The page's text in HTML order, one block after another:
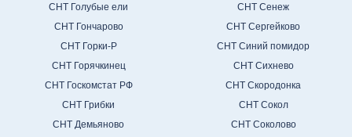
СНТ Голубые ели
СНТ Гончарово
СНТ Горки-Р
СНТ Горячкинец
СНТ Госкомстат РФ
СНТ Грибки
СНТ Демьяново
СНТ Сенеж
СНТ Сергейково
СНТ Синий помидор
СНТ Сихнево
СНТ Скородонка
СНТ Сокол
СНТ Соколово